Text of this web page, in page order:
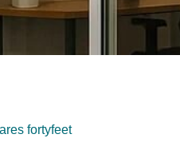
fortyfeet